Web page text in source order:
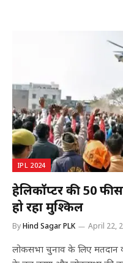
p
p
o
o
k
k
e
n
IPL 2024
हेलिकॉप्टर की 50
हो रहा मुश्किल
ByHind Sagar PLK April 22,
लोकसभा चुनाव के लिए मतदान